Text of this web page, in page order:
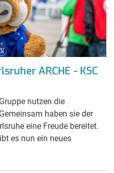
ARCHE - KSC
nutzen die
haben sie der
eine Freude bereitet.
es nun ein neues